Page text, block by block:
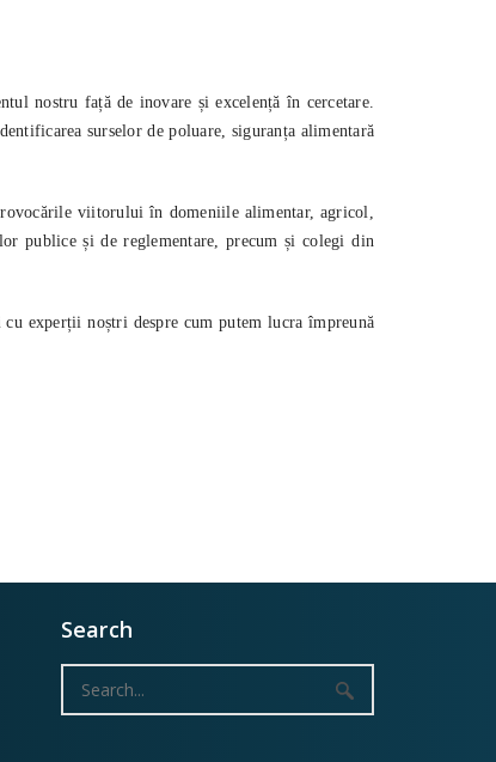
nostru față de inovare și excelență în cercetare.
surselor de poluare, siguranța alimentară
viitorului în domeniile alimentar, agricol,
publice și de reglementare, precum și colegi din
experții noștri despre cum putem lucra împreună
Search